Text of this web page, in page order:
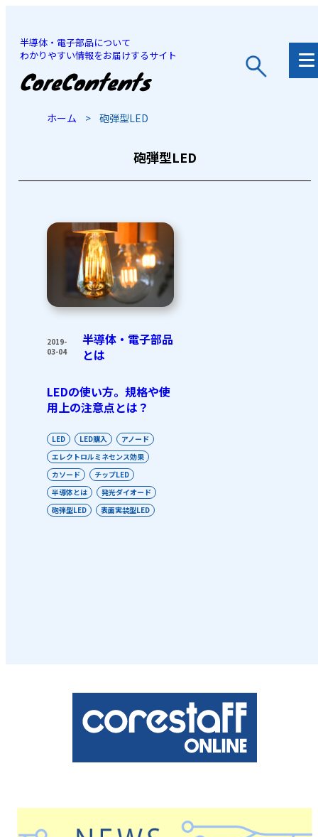
半導体・電子部品について
わかりやすい情報をお届けするサイト
JP
ホーム > 砲弾型LED
砲弾型LED
2019-
03-04
半導体・電子部品
とは
LEDの使い方。規格や使
用上の注意点とは？
LED LED購入
アノード
エレクトロルミネセンス効果
カソード
チップLED
半導体とは
発光ダイオード
砲弾型LED
表面実装型LED